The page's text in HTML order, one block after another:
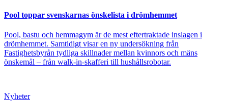
Pool toppar svenskarnas önskelista i drömhemmet
Pool, bastu och hemmagym är de mest eftertraktade inslagen i
drömhemmet. Samtidigt visar en ny undersökning från
Fastighetsbyrån tydliga skillnader mellan kvinnors och mäns
önskemål – från walk-in-skafferi till hushållsrobotar.
Nyheter